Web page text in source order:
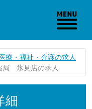
療・福祉・介護の求人
局 氷見店の求人
細